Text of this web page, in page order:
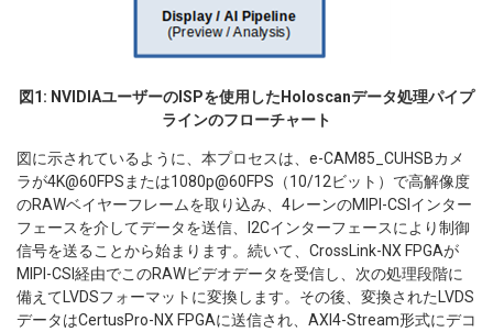
図1: NVIDIAユーザーのISPを使用したHoloscanデータ処理パイプ
ラインのフローチャート
図に示されているように、本プロセスは、e-CAM85_CUHSBカメ
ラが4K@60FPSまたは1080p@60FPS（10/12ビット）で高解像度
のRAWベイヤーフレームを取り込み、4レーンのMIPI-CSIインター
フェースを介してデータを送信、I2Cインターフェースにより制御
信号を送ることから始まります。続いて、CrossLink-NX FPGAが
MIPI-CSI経由でこのRAWビデオデータを受信し、次の処理段階に
備えてLVDSフォーマットに変換します。その後、変換されたLVDS
データはCertusPro-NX FPGAに送信され、AXI4-Stream形式にデコ